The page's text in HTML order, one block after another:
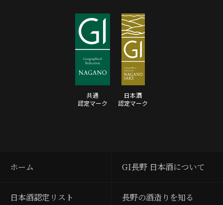
共通
認定マーク
日本酒
認定マーク
ホーム GI長野 日本酒について
日本酒認定リスト 長野の酒造りを知る